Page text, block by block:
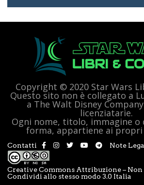
Copyright © 2020 Star Wars
Questo sito non è collegato a
a The Walt Disney
licenziatarie.
Ogni nome, titolo, immagine o
forma, appartiene ai
Contatti Note
Creative Commons Attribuzione – Non
Condividi allo stesso modo 3.0 Italia